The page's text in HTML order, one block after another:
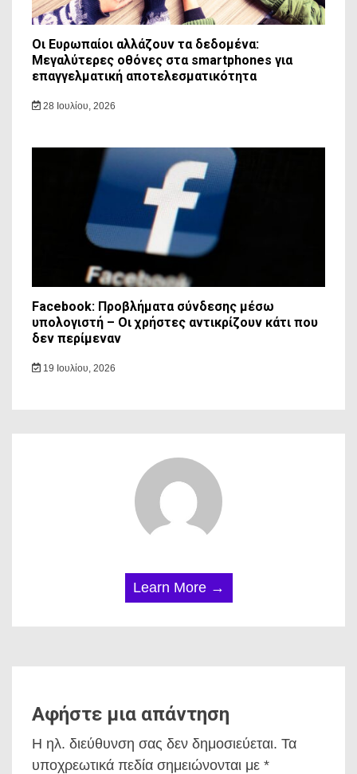
Οι Ευρωπαίοι αλλάζουν τα δεδομένα:
Μεγαλύτερες οθόνες στα smartphones για
επαγγελματική αποτελεσματικότητα
28 Ιουλίου, 2026
Facebook: Προβλήματα σύνδεσης μέσω
υπολογιστή – Οι χρήστες αντικρίζουν κάτι που
δεν περίμεναν
19 Ιουλίου, 2026
Learn More →
Αφήστε μια απάντηση
Η ηλ. διεύθυνση σας δεν δημοσιεύεται. Τα
υποχρεωτικά πεδία σημειώνονται με *